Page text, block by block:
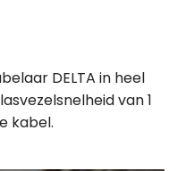
DELTA in heel
van 1
kabel.